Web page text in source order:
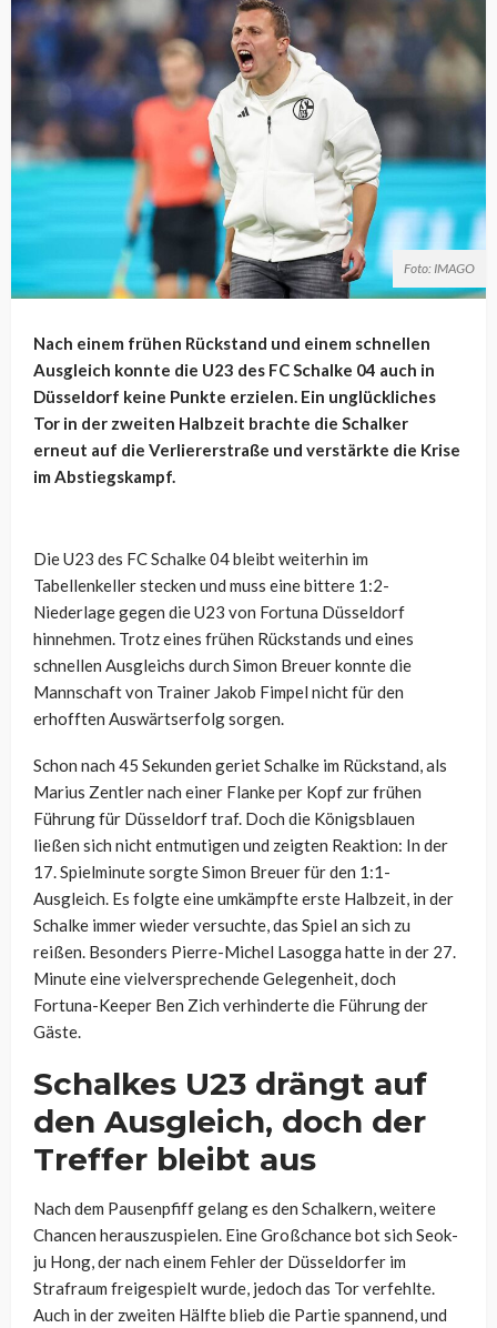
Foto: IMAGO
Nach einem frühen Rückstand und einem schnellen
Ausgleich konnte die U23 des FC Schalke 04 auch in
Düsseldorf keine Punkte erzielen. Ein unglückliches
Tor in der zweiten Halbzeit brachte die Schalker
erneut auf die Verliererstraße und verstärkte die Krise
im Abstiegskampf.
Die U23 des FC Schalke 04 bleibt weiterhin im
Tabellenkeller stecken und muss eine bittere 1:2-
Niederlage gegen die U23 von Fortuna Düsseldorf
hinnehmen. Trotz eines frühen Rückstands und eines
schnellen Ausgleichs durch Simon Breuer konnte die
Mannschaft von Trainer Jakob Fimpel nicht für den
erhofften Auswärtserfolg sorgen.
Schon nach 45 Sekunden geriet Schalke im Rückstand, als
Marius Zentler nach einer Flanke per Kopf zur frühen
Führung für Düsseldorf traf. Doch die Königsblauen
ließen sich nicht entmutigen und zeigten Reaktion: In der
17. Spielminute sorgte Simon Breuer für den 1:1-
Ausgleich. Es folgte eine umkämpfte erste Halbzeit, in der
Schalke immer wieder versuchte, das Spiel an sich zu
reißen. Besonders Pierre-Michel Lasogga hatte in der 27.
Minute eine vielversprechende Gelegenheit, doch
Fortuna-Keeper Ben Zich verhinderte die Führung der
Gäste.
Schalkes U23 drängt auf
den Ausgleich, doch der
Treffer bleibt aus
Nach dem Pausenpfiff gelang es den Schalkern, weitere
Chancen herauszuspielen. Eine Großchance bot sich Seok-
ju Hong, der nach einem Fehler der Düsseldorfer im
Strafraum freigespielt wurde, jedoch das Tor verfehlte.
Auch in der zweiten Hälfte blieb die Partie spannend, und